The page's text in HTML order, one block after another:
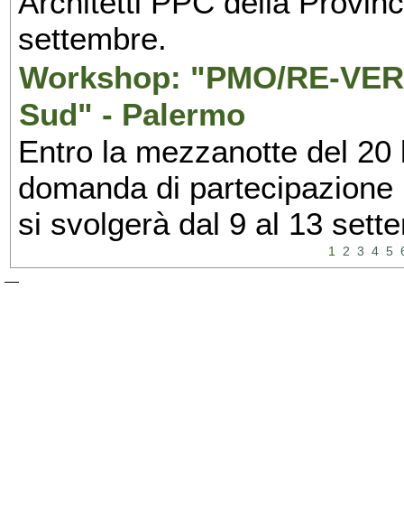
settembre.
Workshop: "PMO/RE-
Sud" - Palermo
Entro la mezzanotte del
domanda di
si svolgerà dal 9 al 13
1 2 3 4 5